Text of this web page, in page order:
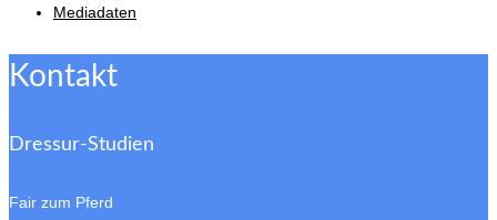
Mediadaten
Kontakt
Dressur-Studien
Fair zum Pferd